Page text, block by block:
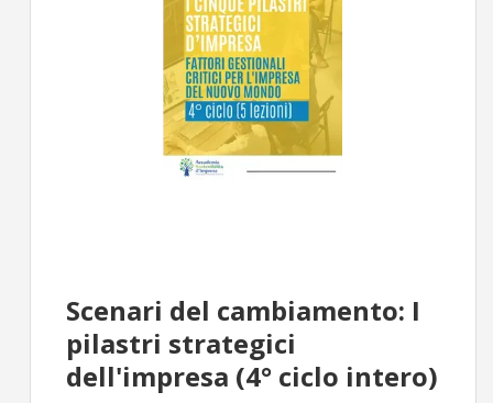
Scenari del cambiamento: I
pilastri strategici
dell'impresa (4° ciclo intero)